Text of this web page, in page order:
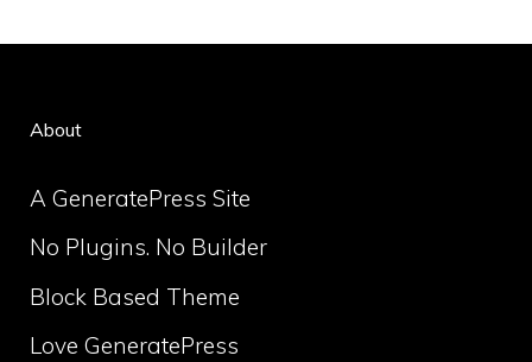
About
A GeneratePress Site
No Plugins. No Builder
Block Based Theme
Love GeneratePress